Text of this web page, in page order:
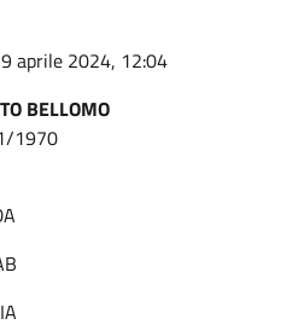
aprile 2024, 12:04
BELLOMO
1970